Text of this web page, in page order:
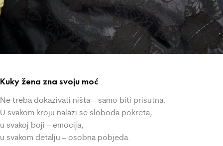
Kuky žena zna svoju moć
Ne treba dokazivati ništa – samo biti prisutna.
U svakom kroju nalazi se sloboda pokreta,
u svakoj boji – emocija,
u svakom detalju – osobna pobjeda.